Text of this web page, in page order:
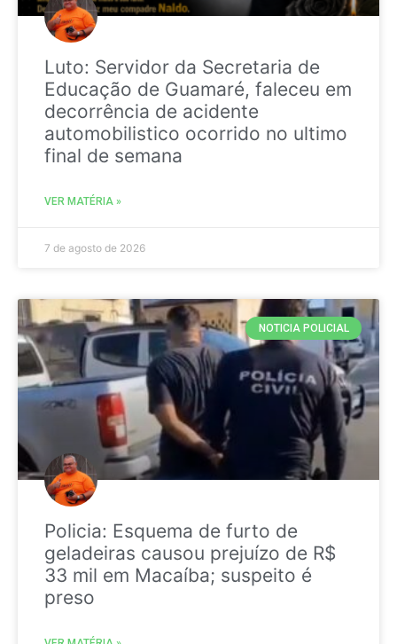
Luto: Servidor da Secretaria de
Educação de Guamaré, faleceu em
decorrência de acidente
automobilistico ocorrido no ultimo
final de semana
VER MATÉRIA »
7 de agosto de 2026
NOTICIA POLICIAL
Policia: Esquema de furto de
geladeiras causou prejuízo de R$
33 mil em Macaíba; suspeito é
preso